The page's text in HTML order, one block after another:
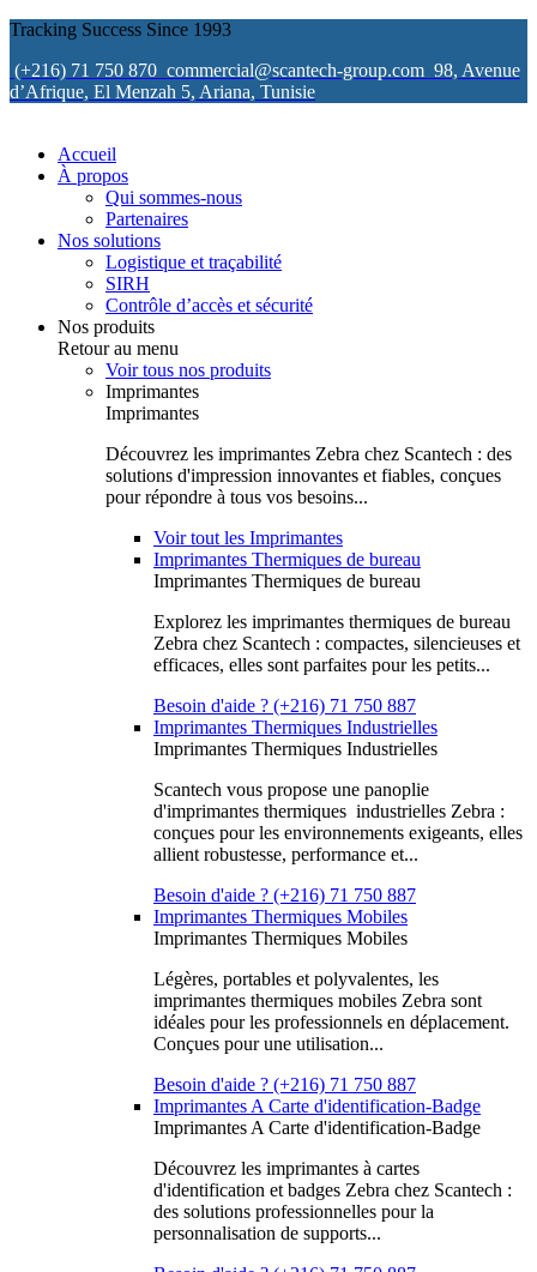
Tracking Success Since 1993
(+216) 71 750 870 commercial@scantech-group.com 98, Avenue
d’Afrique, El Menzah 5, Ariana, Tunisie
Accueil
À propos
Qui sommes-nous
Partenaires
Nos solutions
Logistique et traçabilité
SIRH
Contrôle d’accès et sécurité
Nos produits
Retour au menu
Voir tous nos produits
Imprimantes
Imprimantes
Découvrez les imprimantes Zebra chez Scantech : des
solutions d'impression innovantes et fiables, conçues
pour répondre à tous vos besoins...
Voir tout les Imprimantes
Imprimantes Thermiques de bureau
Imprimantes Thermiques de bureau
Explorez les imprimantes thermiques de bureau
Zebra chez Scantech : compactes, silencieuses et
efficaces, elles sont parfaites pour les petits...
Besoin d'aide ? (+216) 71 750 887
Imprimantes Thermiques Industrielles
Imprimantes Thermiques Industrielles
Scantech vous propose une panoplie
d'imprimantes thermiques industrielles Zebra :
conçues pour les environnements exigeants, elles
allient robustesse, performance et...
Besoin d'aide ? (+216) 71 750 887
Imprimantes Thermiques Mobiles
Imprimantes Thermiques Mobiles
Légères, portables et polyvalentes, les
imprimantes thermiques mobiles Zebra sont
idéales pour les professionnels en déplacement.
Conçues pour une utilisation...
Besoin d'aide ? (+216) 71 750 887
Imprimantes A Carte d'identification-Badge
Imprimantes A Carte d'identification-Badge
Découvrez les imprimantes à cartes
d'identification et badges Zebra chez Scantech :
des solutions professionnelles pour la
personnalisation de supports...